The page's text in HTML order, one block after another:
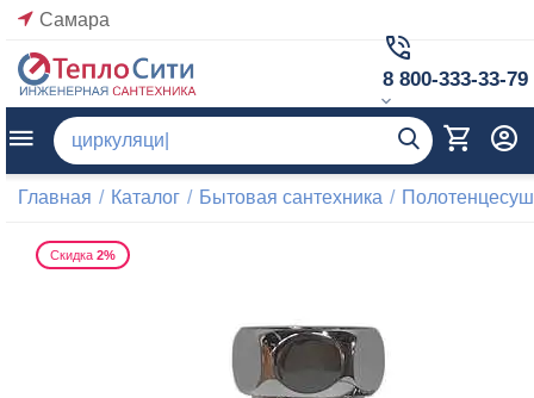
Самара
8 800-333-33-79
Главная / Каталог / Бытовая сантехника /
Скидка 2%